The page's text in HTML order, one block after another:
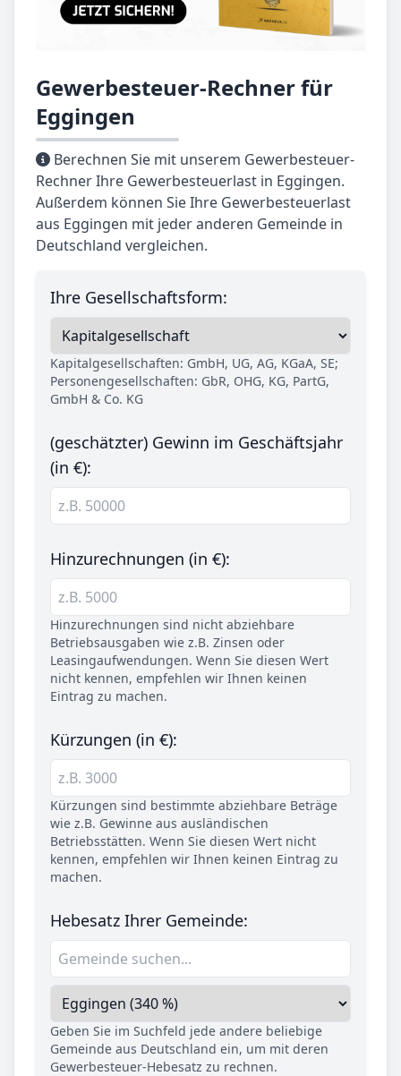
Gewerbesteuer-Rechner für
Eggingen
Berechnen Sie mit unserem Gewerbesteuer-
Rechner Ihre Gewerbesteuerlast in Eggingen.
Außerdem können Sie Ihre Gewerbesteuerlast
aus Eggingen mit jeder anderen Gemeinde in
Deutschland vergleichen.
Ihre Gesellschaftsform:
Kapitalgesellschaften: GmbH, UG, AG, KGaA, SE;
Personengesellschaften: GbR, OHG, KG, PartG,
GmbH & Co. KG
(geschätzter) Gewinn im Geschäftsjahr
(in €):
Hinzurechnungen (in €):
Hinzurechnungen sind nicht abziehbare
Betriebsausgaben wie z.B. Zinsen oder
Leasingaufwendungen. Wenn Sie diesen Wert
nicht kennen, empfehlen wir Ihnen keinen
Eintrag zu machen.
Kürzungen (in €):
Kürzungen sind bestimmte abziehbare Beträge
wie z.B. Gewinne aus ausländischen
Betriebsstätten. Wenn Sie diesen Wert nicht
kennen, empfehlen wir Ihnen keinen Eintrag zu
machen.
Hebesatz Ihrer Gemeinde:
Geben Sie im Suchfeld jede andere beliebige
Gemeinde aus Deutschland ein, um mit deren
Gewerbesteuer-Hebesatz zu rechnen.